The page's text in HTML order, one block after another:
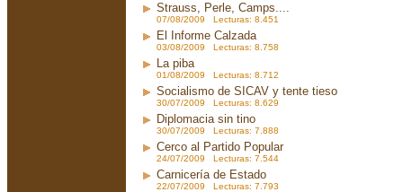
Strauss, Perle, Camps....
07/08/2009 Lecturas: 8.451
El Informe Calzada
03/08/2009 Lecturas: 8.758
La piba
01/08/2009 Lecturas: 8.712
Socialismo de SICAV y tente tieso
30/07/2009 Lecturas: 8.629
Diplomacia sin tino
30/07/2009 Lecturas: 7.888
Cerco al Partido Popular
24/07/2009 Lecturas: 7.544
Carnicería de Estado
22/07/2009 Lecturas: 7.793